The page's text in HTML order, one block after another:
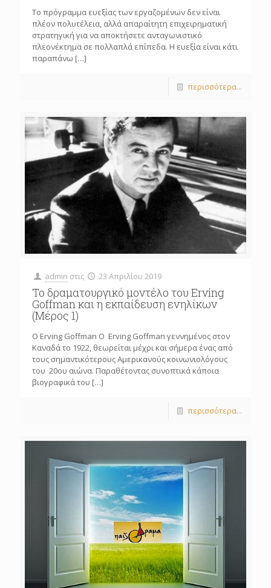
Το πρόγραμμα ευεξίας των εργαζομένων δεν είναι
πλέον πολυτέλεια, αλλά απαραίτητη επιχειρηματική
στρατηγική για να αποκτήσετε ανταγωνιστικό
πλεονέκτημα σε πολλαπλά επίπεδα. Η ευεξία είναι κάτι
παραπάνω […]
περισσότερα...
admin στις 23 Απριλίου 2019
Το δραματουργικό μοντέλο του Erving
Goffman και η εκπαίδευση ενηλίκων
(Mέρος 1)
O Erving Goffman Ο Erving Goffman γεννημένος στον
Καναδά το 1922, θεωρείται μέχρι και σήμερα ένας από
τους σημαντικότερους Αμερικανούς κοινωνιολόγους
του 20ου αιώνα. Παραθέτοντας συνοπτικά κάποια
βιογραφικά του […]
περισσότερα...